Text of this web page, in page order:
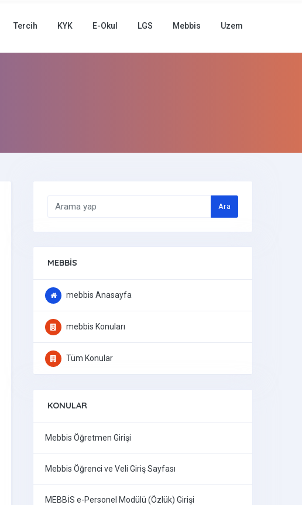
Tercih KYK E-Okul LGS Mebbis Uzem
Ara
MEBBIS
mebbis Anasayfa
mebbis Konuları
Tüm Konular
KONULAR
Mebbis Öğretmen Girişi
Mebbis Öğrenci ve Veli Giriş Sayfası
MEBBİS e-Personel Modülü (Özlük) Girişi